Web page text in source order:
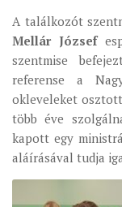
A találkozót
Mellár József
szentmise
referense a
okleveleket
több éve
kapott egy
aláírásával tudja